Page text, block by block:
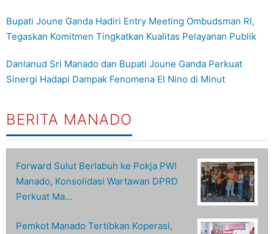
Bupati Joune Ganda Hadiri Entry Meeting Ombudsman RI,
Tegaskan Komitmen Tingkatkan Kualitas Pelayanan Publik
Danlanud Sri Manado dan Bupati Joune Ganda Perkuat
Sinergi Hadapi Dampak Fenomena El Nino di Minut
BERITA MANADO
Forward Sulut Berlabuh ke Pokja PWI
Manado, Konsolidasi Wartawan DPRD
Perkuat Ma…
Pemkot Manado Tertibkan Koperasi,